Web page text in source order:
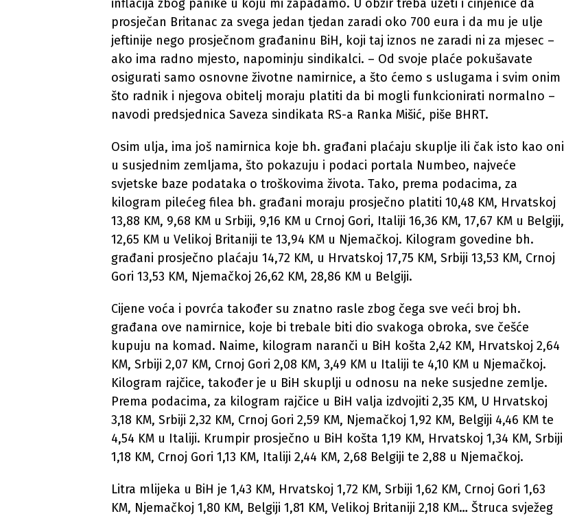
inflacija zbog panike u koju mi zapadamo. U obzir treba uzeti i činjenice da
prosječan Britanac za svega jedan tjedan zaradi oko 700 eura i da mu je ulje
jeftinije nego prosječnom građaninu BiH, koji taj iznos ne zaradi ni za mjesec –
ako ima radno mjesto, napominju sindikalci. – Od svoje plaće pokušavate
osigurati samo osnovne životne namirnice, a što ćemo s uslugama i svim onim
što radnik i njegova obitelj moraju platiti da bi mogli funkcionirati normalno –
navodi predsjednica Saveza sindikata RS-a Ranka Mišić, piše BHRT.
Osim ulja, ima još namirnica koje bh. građani plaćaju skuplje ili čak isto kao oni
u susjednim zemljama, što pokazuju i podaci portala Numbeo, najveće
svjetske baze podataka o troškovima života. Tako, prema podacima, za
kilogram pilećeg filea bh. građani moraju prosječno platiti 10,48 KM, Hrvatskoj
13,88 KM, 9,68 KM u Srbiji, 9,16 KM u Crnoj Gori, Italiji 16,36 KM, 17,67 KM u Belgiji,
12,65 KM u Velikoj Britaniji te 13,94 KM u Njemačkoj. Kilogram govedine bh.
građani prosječno plaćaju 14,72 KM, u Hrvatskoj 17,75 KM, Srbiji 13,53 KM, Crnoj
Gori 13,53 KM, Njemačkoj 26,62 KM, 28,86 KM u Belgiji.
Cijene voća i povrća također su znatno rasle zbog čega sve veći broj bh.
građana ove namirnice, koje bi trebale biti dio svakoga obroka, sve češće
kupuju na komad. Naime, kilogram naranči u BiH košta 2,42 KM, Hrvatskoj 2,64
KM, Srbiji 2,07 KM, Crnoj Gori 2,08 KM, 3,49 KM u Italiji te 4,10 KM u Njemačkoj.
Kilogram rajčice, također je u BiH skuplji u odnosu na neke susjedne zemlje.
Prema podacima, za kilogram rajčice u BiH valja izdvojiti 2,35 KM, U Hrvatskoj
3,18 KM, Srbiji 2,32 KM, Crnoj Gori 2,59 KM, Njemačkoj 1,92 KM, Belgiji 4,46 KM te
4,54 KM u Italiji. Krumpir prosječno u BiH košta 1,19 KM, Hrvatskoj 1,34 KM, Srbiji
1,18 KM, Crnoj Gori 1,13 KM, Italiji 2,44 KM, 2,68 Belgiji te 2,88 u Njemačkoj.
Litra mlijeka u BiH je 1,43 KM, Hrvatskoj 1,72 KM, Srbiji 1,62 KM, Crnoj Gori 1,63
KM, Njemačkoj 1,80 KM, Belgiji 1,81 KM, Velikoj Britaniji 2,18 KM… Štruca svježeg